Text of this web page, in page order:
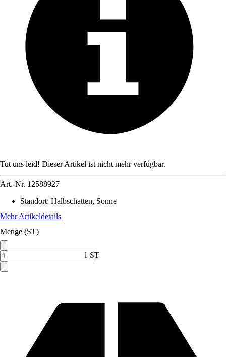
Tut uns leid! Dieser Artikel ist nicht mehr verfügbar.
Art.-Nr. 12588927
Standort: Halbschatten, Sonne
Mehr Artikeldetails
Menge (ST)
1 ST